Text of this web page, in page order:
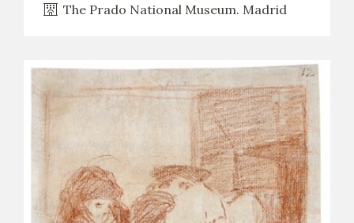
The Prado National Museum. Madrid